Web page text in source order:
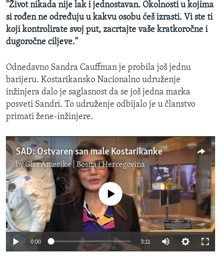
"Život nikada nije lak i jednostavan. Okolnosti u kojima
si rođen ne određuju u kakvu osobu ćeš izrasti. Vi ste ti
koji kontrolirate svoj put, zacrtajte vaše kratkoročne i
dugoročne ciljeve."
Odnedavno Sandra Cauffman je probila još jednu
barijeru. Kostarikansko Nacionalno udruženje
inžinjera dalo je saglasnost da se još jedna marka
posveti Sandri. To udruženje odbijalo je u članstvo
primati žene-inžinjere.
SAD: Ostvaren san male Kostarikanke
byGlas Amerike | Bosna i Hercegovina
No media source currently available
0:00 3:11